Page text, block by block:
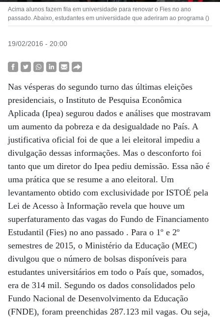
Acima alunos fazem fila em universidade para renovar o Fies no ano
passado. Abaixo, estudantes em universidade que aderiram ao programa ()
19/02/2016 - 20:00
Nas vésperas do segundo turno das últimas eleições
presidenciais, o Instituto de Pesquisa Econômica
Aplicada (Ipea) segurou dados e análises que mostravam
um aumento da pobreza e da desigualdade no País. A
justificativa oficial foi de que a lei eleitoral impediu a
divulgação dessas informações. Mas o desconforto foi
tanto que um diretor do Ipea pediu demissão. Essa não é
uma prática que se resume a ano eleitoral. Um
levantamento obtido com exclusividade por ISTOÉ pela
Lei de Acesso à Informação revela que houve um
superfaturamento das vagas do Fundo de Financiamento
Estudantil (Fies) no ano passado . Para o 1º e 2º
semestres de 2015, o Ministério da Educação (MEC)
divulgou que o número de bolsas disponíveis para
estudantes universitários em todo o País que, somados,
era de 314 mil. Segundo os dados consolidados pelo
Fundo Nacional de Desenvolvimento da Educação
(FNDE), foram preenchidas 287.123 mil vagas. Ou seja,